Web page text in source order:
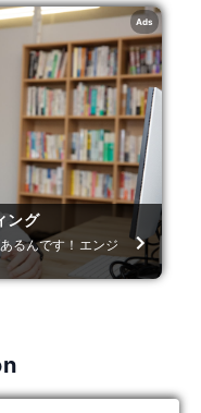
Ads
ング
るんです！エンジ